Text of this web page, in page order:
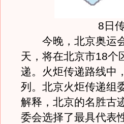
8日
今晚，北京奥运会
天，将在北京市18个
递。火炬传递路线中
列。北京火炬传递组
解释，北京的名胜古
委会选择了最具代表